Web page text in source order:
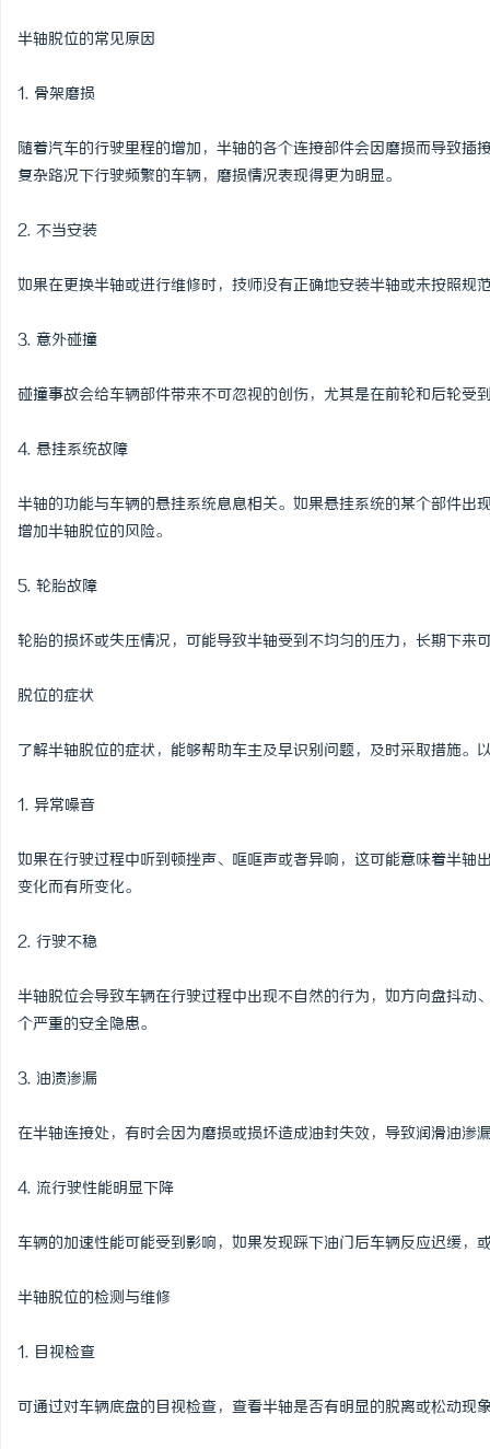
半轴脱位的常见原因
1. 骨架磨损
随着汽车的行驶里程的增加，半轴的各个连接部件会因磨损而导致
复杂路况下行驶频繁的车辆，磨损情况表现得更为明显。
2. 不当安装
如果在更换半轴或进行维修时，技师没有正确地安装半轴或未按照
3. 意外碰撞
碰撞事故会给车辆部件带来不可忽视的创伤，尤其是在前轮和后轮受
4. 悬挂系统故障
半轴的功能与车辆的悬挂系统息息相关。如果悬挂系统的某个部件
增加半轴脱位的风险。
5. 轮胎故障
轮胎的损坏或失压情况，可能导致半轴受到不均匀的压力，长期下来
脱位的症状
了解半轴脱位的症状，能够帮助车主及早识别问题，及时采取措施。
1. 异常噪音
如果在行驶过程中听到顿挫声、哐哐声或者异响，这可能意味着半
变化而有所变化。
2. 行驶不稳
半轴脱位会导致车辆在行驶过程中出现不自然的行为，如方向盘抖
个严重的安全隐患。
3. 油渍渗漏
在半轴连接处，有时会因为磨损或损坏造成油封失效，导致润滑油渗
4. 流行驶性能明显下降
车辆的加速性能可能受到影响，如果发现踩下油门后车辆反应迟缓
半轴脱位的检测与维修
1. 目视检查
可通过对车辆底盘的目视检查，查看半轴是否有明显的脱离或松动现
武汉配眼镜 上海配眼镜